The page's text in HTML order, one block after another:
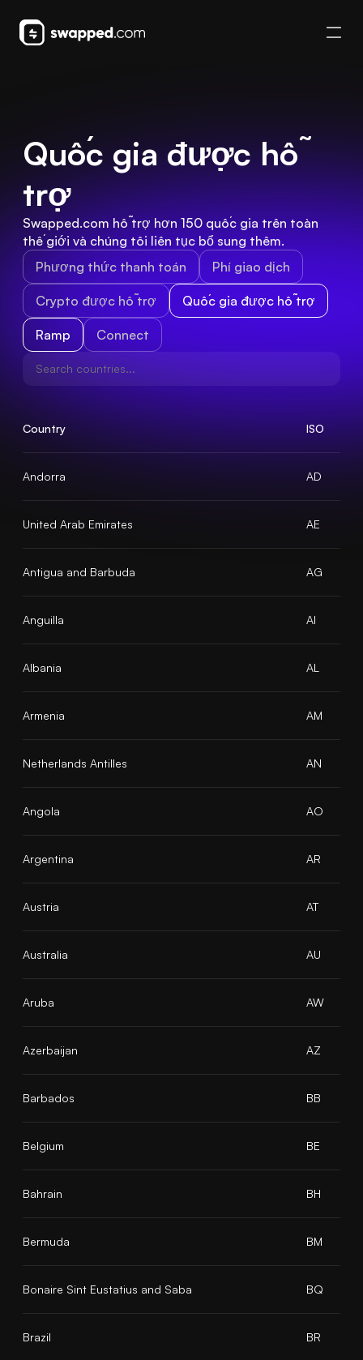
Quốc gia được hỗ
trợ
Swapped.com hỗ trợ hơn 150 quốc gia trên toàn
thế giới và chúng tôi liên tục bổ sung thêm.
Phương thức thanh toán
Phí giao dịch
Crypto được hỗ trợ Quốc gia được hỗ trợ
Ramp Connect
Country ISO
Andorra AD
United Arab Emirates AE
Antigua and Barbuda AG
Anguilla AI
Albania AL
Armenia AM
Netherlands Antilles AN
Angola AO
Argentina AR
Austria AT
Australia AU
Aruba AW
Azerbaijan AZ
Barbados BB
Belgium BE
Bahrain BH
Bermuda BM
Bonaire Sint Eustatius and Saba BQ
Brazil BR